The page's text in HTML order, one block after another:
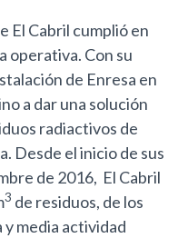
El Cabril cumplió en
operativa. Con su
de Enresa en
a dar una solución
radiactivos de
Desde el inicio de sus
de 2016, El Cabril
3 de residuos, de los
y media actividad